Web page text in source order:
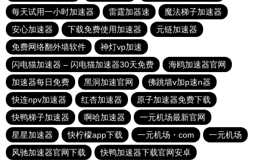
每天试用一小时加速器
雷霆加器速
魔法梯子加速器
安心加速器
下载免费使用加速器
元链加速器
免费网络翻外墙软件
神灯vp加速
闪电猫加速器 – 闪电猫加速器30天免费
海鸥加速器官网
加速器每日免费
黑洞加速官网
佛跳墙v加p速n器
快连npv加速器
红杏加速器
原子加速器免费下载
快鸭梯子加速器
啊哈加速器
一元机场最新官网
星星加速器
快柠檬app下载 一元机场・com
一元机场
风驰加速器官网下载
快鸭加速器下载官网安卓